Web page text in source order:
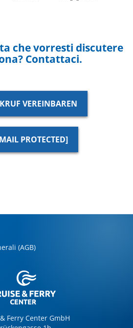
che vorresti discutere
Contattaci.
VEREINBAREN
PROTECTED]
(AGB)
Ferry Center GmbH